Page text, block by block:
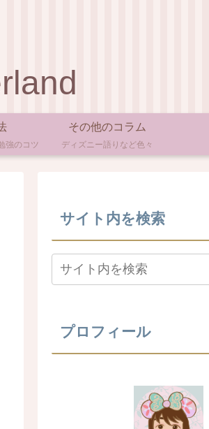
強のコツ
その他のコラム
ディズニー語りなど色々
サイト内を検索
プロフィール